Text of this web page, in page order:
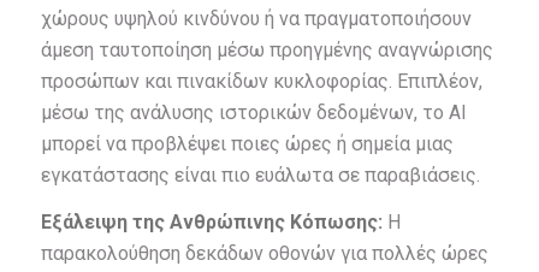
χώρους υψηλού κινδύνου ή να πραγματοποιήσουν
άμεση ταυτοποίηση μέσω προηγμένης αναγνώρισης
προσώπων και πινακίδων κυκλοφορίας. Επιπλέον,
μέσω της ανάλυσης ιστορικών δεδομένων, το AI
μπορεί να προβλέψει ποιες ώρες ή σημεία μιας
εγκατάστασης είναι πιο ευάλωτα σε παραβιάσεις.
Εξάλειψη της Ανθρώπινης Κόπωσης: Η
παρακολούθηση δεκάδων οθονών για πολλές ώρες